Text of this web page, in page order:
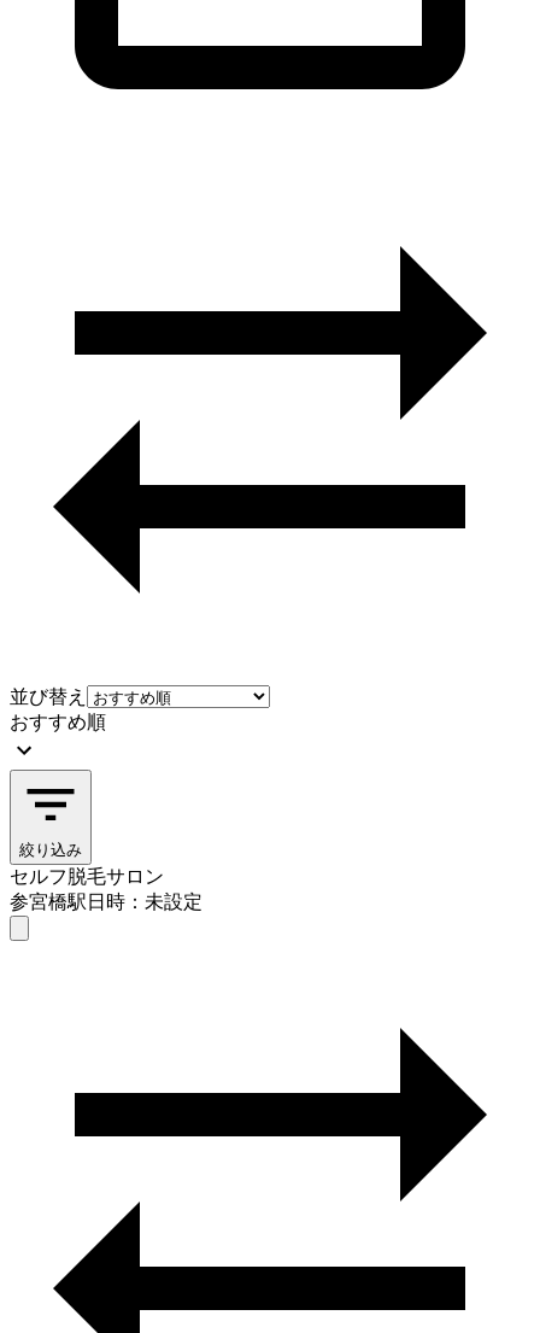
並び替え
おすすめ順
絞り込み
セルフ脱毛サロン
参宮橋駅日時：未設定